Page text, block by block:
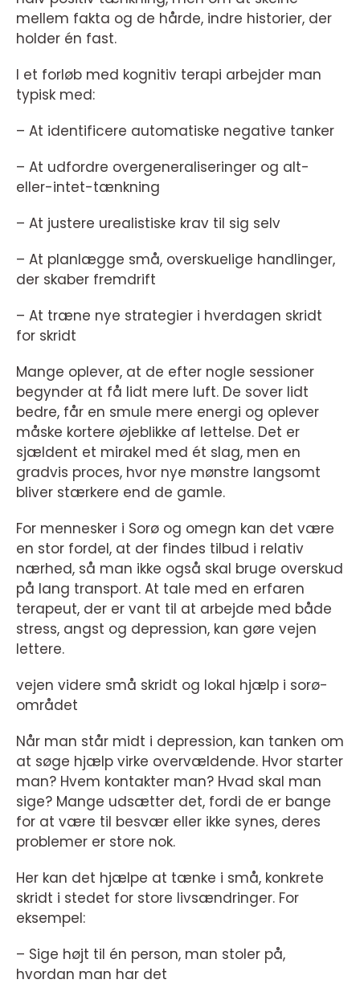
mellem fakta og de hårde, indre historier, der
holder én fast.
I et forløb med kognitiv terapi arbejder man
typisk med:
– At identificere automatiske negative tanker
– At udfordre overgeneraliseringer og alt-
eller-intet-tænkning
– At justere urealistiske krav til sig selv
– At planlægge små, overskuelige handlinger,
der skaber fremdrift
– At træne nye strategier i hverdagen skridt
for skridt
Mange oplever, at de efter nogle sessioner
begynder at få lidt mere luft. De sover lidt
bedre, får en smule mere energi og oplever
måske kortere øjeblikke af lettelse. Det er
sjældent et mirakel med ét slag, men en
gradvis proces, hvor nye mønstre langsomt
bliver stærkere end de gamle.
For mennesker i Sorø og omegn kan det være
en stor fordel, at der findes tilbud i relativ
nærhed, så man ikke også skal bruge overskud
på lang transport. At tale med en erfaren
terapeut, der er vant til at arbejde med både
stress, angst og depression, kan gøre vejen
lettere.
vejen videre små skridt og lokal hjælp i sorø-
området
Når man står midt i depression, kan tanken om
at søge hjælp virke overvældende. Hvor starter
man? Hvem kontakter man? Hvad skal man
sige? Mange udsætter det, fordi de er bange
for at være til besvær eller ikke synes, deres
problemer er store nok.
Her kan det hjælpe at tænke i små, konkrete
skridt i stedet for store livsændringer. For
eksempel:
– Sige højt til én person, man stoler på,
hvordan man har det